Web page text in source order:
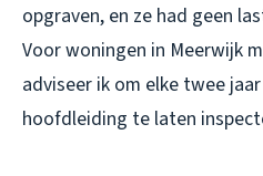
opgraven, en ze had geen
Voor woningen in Meerwijk
adviseer ik om elke twee
hoofdleiding te laten